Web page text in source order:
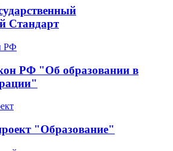
Стандарт
РФ "Об образовании в
"Образование"